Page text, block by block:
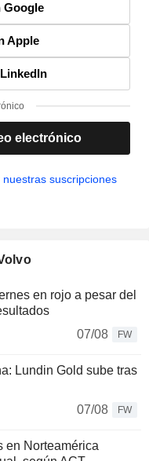
Google
Apple
electrónico
nuestras suscripciones
en rojo a pesar del
07/08
FW
Lundin Gold sube tras
07/08
FW
en Norteamérica